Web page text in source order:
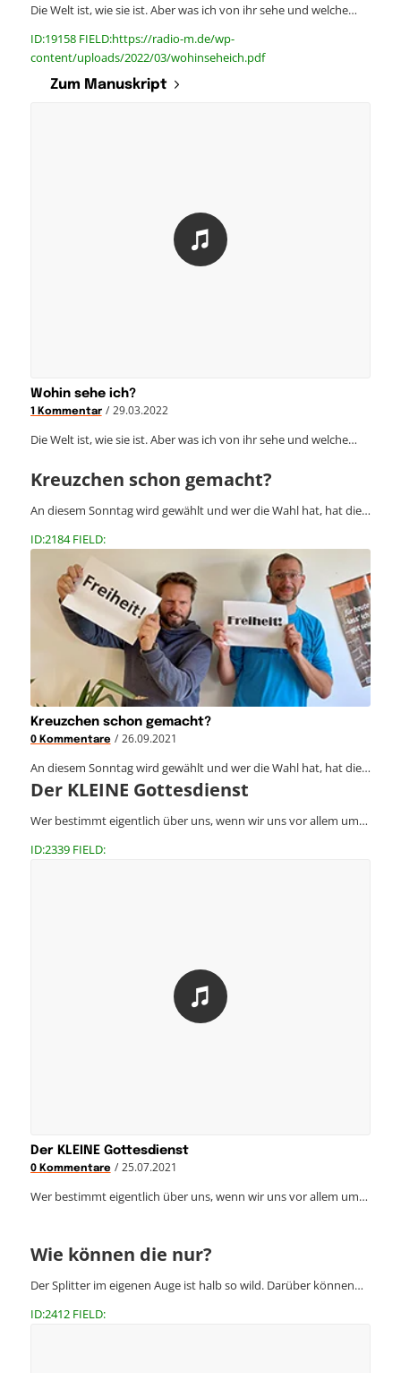
Die Welt ist, wie sie ist. Aber was ich von ihr sehe und welche…
ID:19158 FIELD:https://radio-m.de/wp-
content/uploads/2022/03/wohinseheich.pdf
Zum Manuskript
Wohin sehe ich?
1 Kommentar / 29.03.2022
Die Welt ist, wie sie ist. Aber was ich von ihr sehe und welche…
Kreuzchen schon gemacht?
An diesem Sonntag wird gewählt und wer die Wahl hat, hat die…
ID:2184 FIELD:
Kreuzchen schon gemacht?
0 Kommentare / 26.09.2021
An diesem Sonntag wird gewählt und wer die Wahl hat, hat die…
Der KLEINE Gottesdienst
Wer bestimmt eigentlich über uns, wenn wir uns vor allem um…
ID:2339 FIELD:
Der KLEINE Gottesdienst
0 Kommentare / 25.07.2021
Wer bestimmt eigentlich über uns, wenn wir uns vor allem um…
Wie können die nur?
Der Splitter im eigenen Auge ist halb so wild. Darüber können…
ID:2412 FIELD: